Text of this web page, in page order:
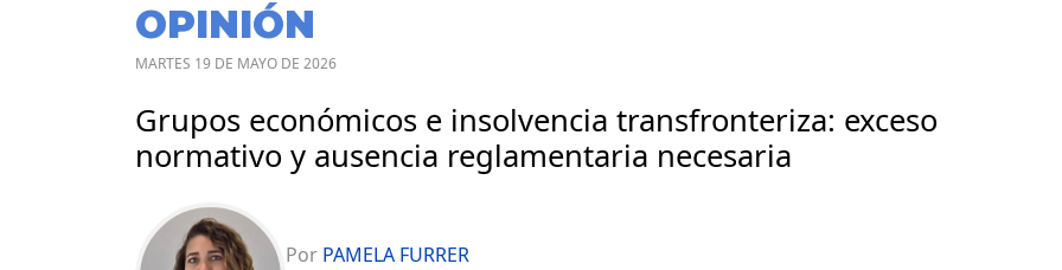
OPINIÓN
MARTES 19 DE MAYO DE 2026
Grupos económicos e insolvencia transfronteriza: exceso
normativo y ausencia reglamentaria necesaria
Por PAMELA FURRER